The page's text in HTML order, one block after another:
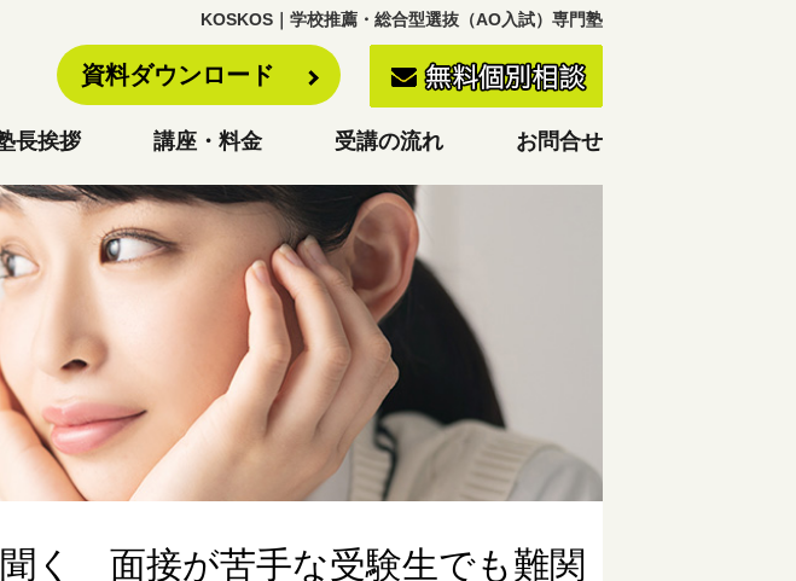
KOSKOS｜学校推薦・総合型選抜（AO入試）専門塾
資料ダウンロード
長挨拶 講座・料金 受講の流れ お問合せ
く 面接が苦手な受験生でも難関